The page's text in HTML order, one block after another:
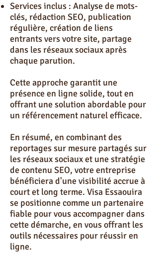
Services inclus : Analyse de mots-
clés, rédaction SEO, publication
régulière, création de liens
entrants vers votre site, partage
dans les réseaux sociaux après
chaque parution.
Cette approche garantit une
présence en ligne solide, tout en
offrant une solution abordable pour
un référencement naturel efficace.
En résumé, en combinant des
reportages sur mesure partagés sur
les réseaux sociaux et une stratégie
de contenu SEO, votre entreprise
bénéficiera d'une visibilité accrue à
court et long terme. Visa Essaouira
se positionne comme un partenaire
fiable pour vous accompagner dans
cette démarche, en vous offrant les
outils nécessaires pour réussir en
ligne.